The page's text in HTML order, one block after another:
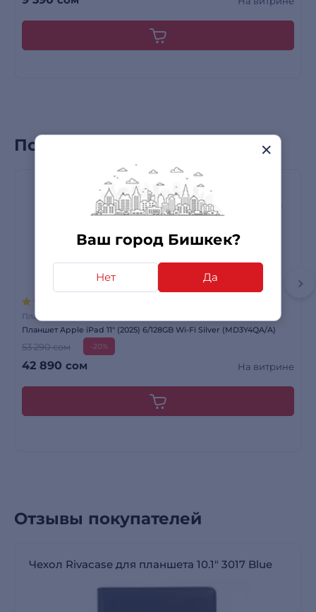
Ваш город Бишкек?
Нет Да
Популярные товары
Планшеты
Планшет Apple iPad 11" (2025) 6/128GB Wi-Fi Silver (MD3Y4QA/A)
53 290 сом -20%
42 890 сом На витрине
Отзывы покупателей
Чехол Rivacase для планшета 10.1″ 3017 Blue